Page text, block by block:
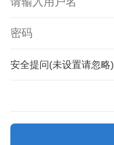
安全提问(未设置请忽略)